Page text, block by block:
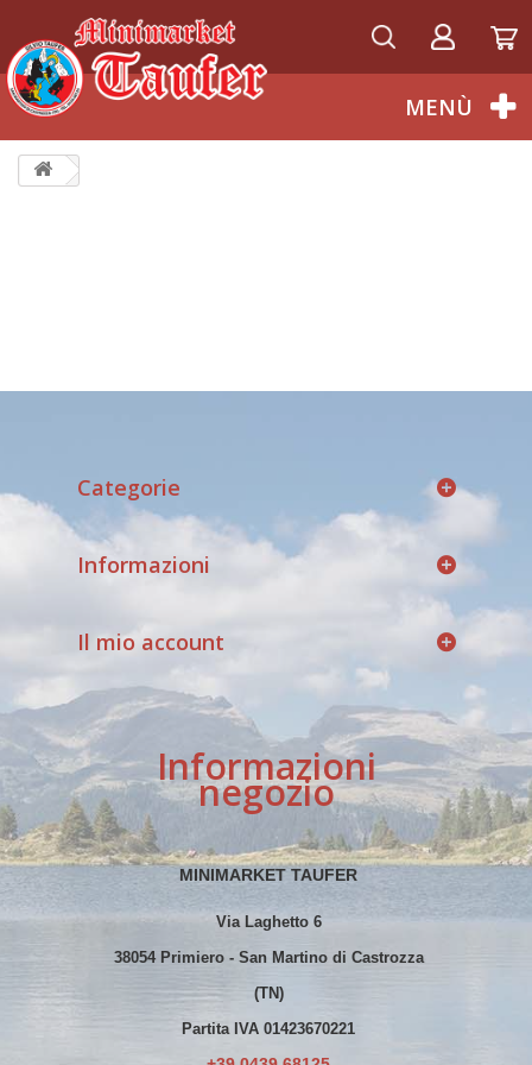
Italiano
MENÙ
Categorie
Informazioni
Il mio account
Informazioni
negozio
MINIMARKET TAUFER
Via Laghetto 6
38054 Primiero - San Martino di Castrozza
(TN)
Partita IVA 01423670221